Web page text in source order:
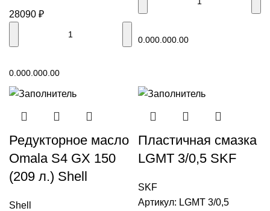
28090 ₽
0.000.000.00
0.000.000.00
Редукторное масло
Omala S4 GX 150
(209 л.) Shell
Shell
Пластичная смазка
LGMT 3/0,5 SKF
SKF
Артикул: LGMT 3/0,5